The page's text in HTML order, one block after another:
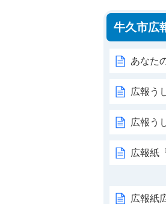
牛久市広
あなた
広報う
広報う
広報紙
広報紙